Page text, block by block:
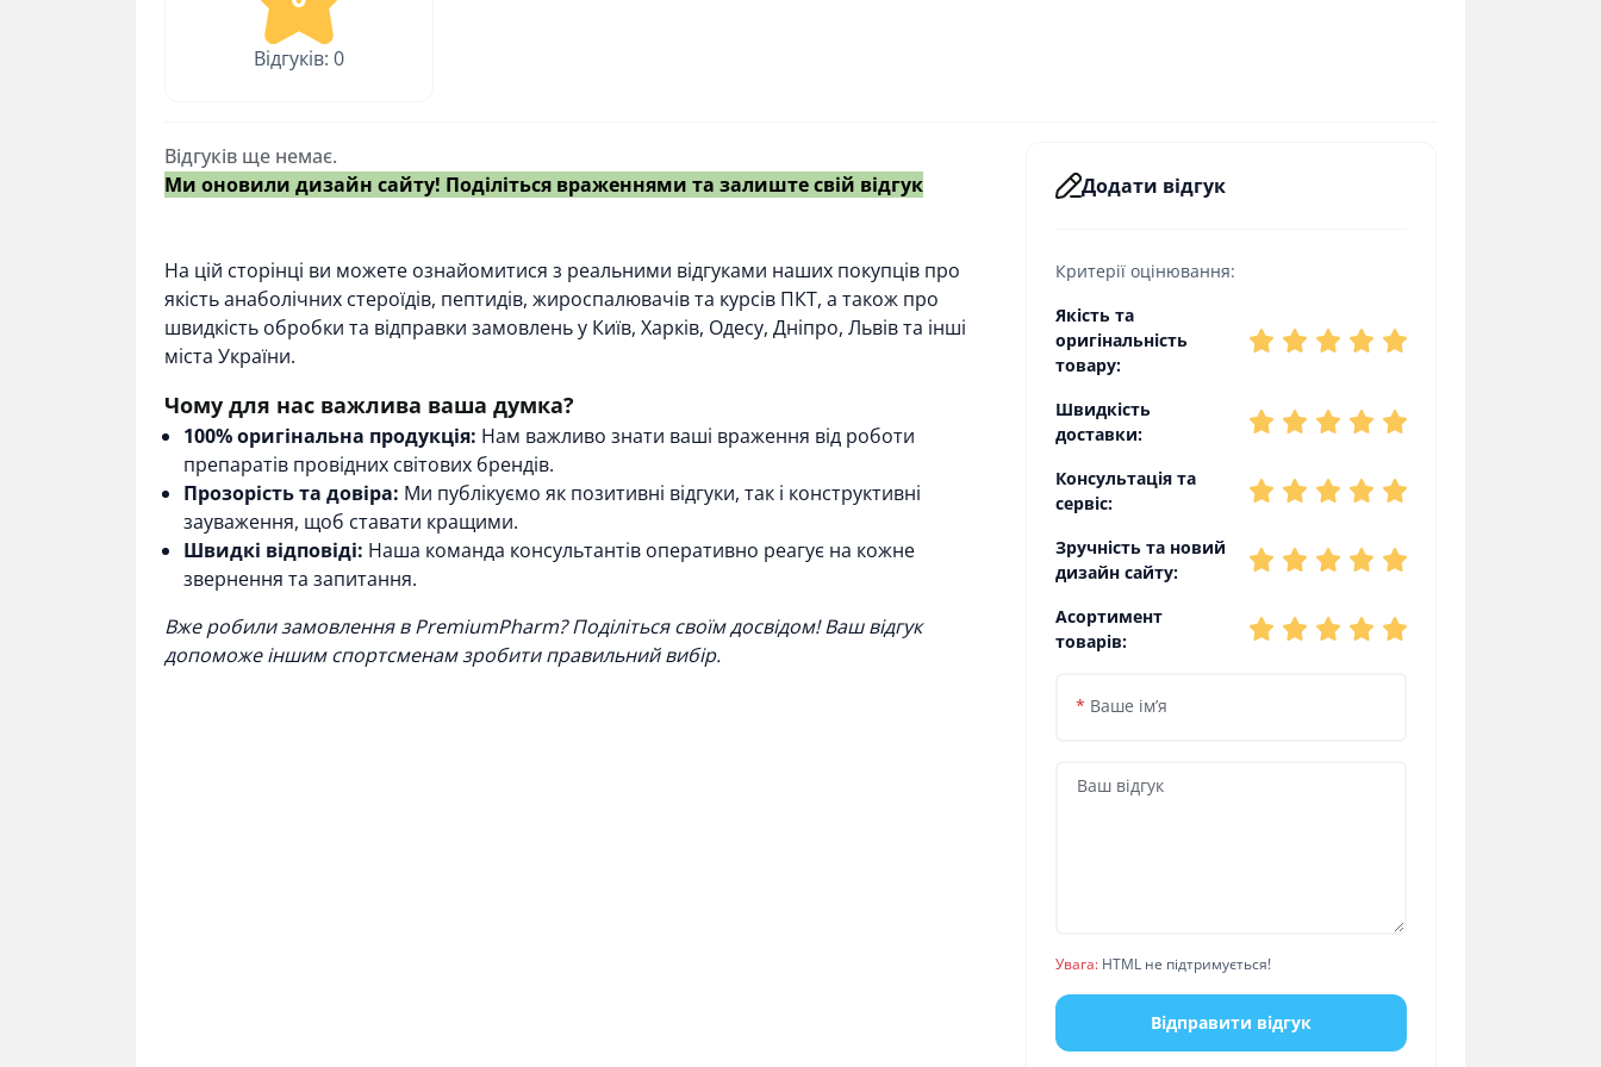
Відгуків: 0
Відгуків ще немає.
Ми оновили дизайн сайту! Поділіться враженнями та залиште свій відгук
На цій сторінці ви можете ознайомитися з реальними відгуками наших покупців про
якість анаболічних стероїдів, пептидів, жироспалювачів та курсів ПКТ, а також про
швидкість обробки та відправки замовлень у Київ, Харків, Одесу, Дніпро, Львів та інші
міста України.
Чому для нас важлива ваша думка?
100% оригінальна продукція: Нам важливо знати ваші враження від роботи
препаратів провідних світових брендів.
Прозорість та довіра: Ми публікуємо як позитивні відгуки, так і конструктивні
зауваження, щоб ставати кращими.
Швидкі відповіді: Наша команда консультантів оперативно реагує на кожне
звернення та запитання.
Вже робили замовлення в PremiumPharm? Поділіться своїм досвідом! Ваш відгук
допоможе іншим спортсменам зробити правильний вибір.
Додати відгук
Критерії оцінювання:
Якість та
оригінальність
товару:
Швидкість
доставки:
Консультація та
сервіс:
Зручність та новий
дизайн сайту:
Асортимент
товарів:
* Ваше ім’я
Увага:HTML не підтримується!
Відправити відгук